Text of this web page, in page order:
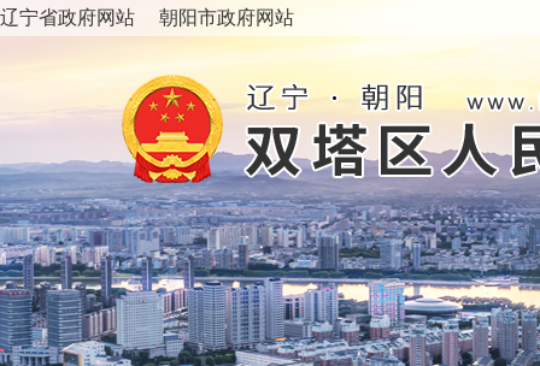
辽宁省政府网站 朝阳市政府网站